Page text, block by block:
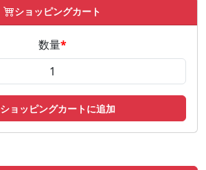
ショッピングカート
数量*
ショッピングカートに追加